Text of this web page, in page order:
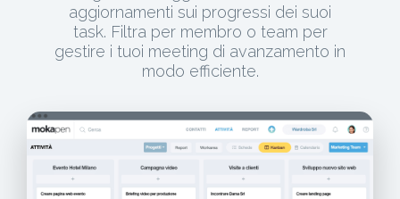
aggiornamenti sui progressi dei suoi
task. Filtra per membro o team per
gestire i tuoi meeting di avanzamento in
modo efficiente.